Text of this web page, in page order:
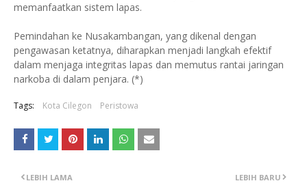
memanfaatkan sistem lapas.
Pemindahan ke Nusakambangan, yang dikenal dengan
pengawasan ketatnya, diharapkan menjadi langkah efektif
dalam menjaga integritas lapas dan memutus rantai jaringan
narkoba di dalam penjara. (*)
Tags: Kota Cilegon Peristowa
LEBIH BARU
LEBIH LAMA